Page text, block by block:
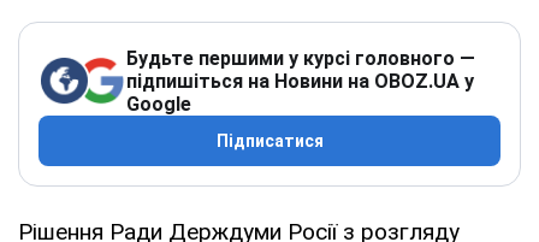
Будьте першими у курсі головного —
підпишіться на Новини на OBOZ.UA у
Google
Підписатися
Рішення Ради Держдуми Росії з розгляду